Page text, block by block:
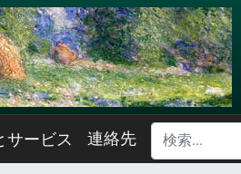
サービス 連絡先